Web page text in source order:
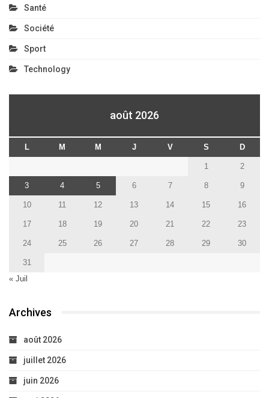
Santé
Société
Sport
Technology
août 2026
L M M J V S D
1 2
3 4 5 6 7 8 9
10 11 12 13 14 15 16
17 18 19 20 21 22 23
24 25 26 27 28 29 30
31
« Juil
Archives
août 2026
juillet 2026
juin 2026